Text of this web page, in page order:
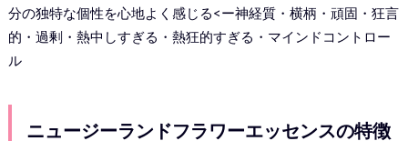
分の独特な個性を心地よく感じる<ー神経質・横柄・頑固・狂言
的・過剰・熱中しすぎる・熱狂的すぎる・マインドコントロー
ル
ニュージーランドフラワーエッセンスの特徴